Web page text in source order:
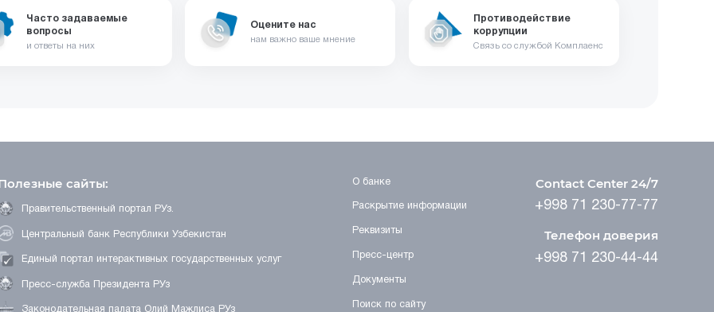
Часто задаваемые
вопросы
и ответы на них
Оцените нас
нам важно ваше мнение
Противодействие
коррупции
Связь со службой Комплаенс
сайты:
Правительственный портал РУз.
Центральный банк Республики Узбекистан
Единый портал интерактивных государственных услуг
Пресс-служба Президента РУз
Законодательная палата Олий Мажлиса РУз
О банке
Раскрытие информации
Реквизиты
Пресс-центр
Документы
Поиск по сайту
Contact Center 24/7
+998 71 230-77-77
Телефон доверия
+998 71 230-44-44